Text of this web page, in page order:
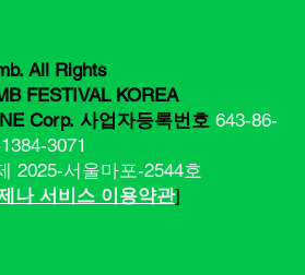
All Rights
FESTIVAL KOREA
Corp. 사업자등록번호 643-86-
3071
2025-서울마포-2544호
나 서비스 이용약관]